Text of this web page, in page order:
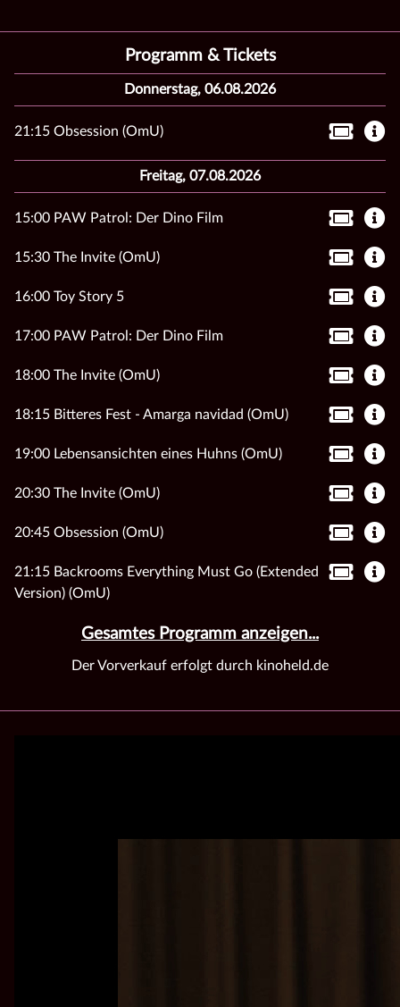
Programm & Tickets
Donnerstag, 06.08.2026
21:15 Obsession (OmU)
Freitag, 07.08.2026
15:00 PAW Patrol: Der Dino Film
15:30 The Invite (OmU)
16:00 Toy Story 5
17:00 PAW Patrol: Der Dino Film
18:00 The Invite (OmU)
18:15 Bitteres Fest - Amarga navidad (OmU)
19:00 Lebensansichten eines Huhns (OmU)
20:30 The Invite (OmU)
20:45 Obsession (OmU)
21:15 Backrooms Everything Must Go (Extended
Version) (OmU)
Gesamtes Programm anzeigen...
Der Vorverkauf erfolgt durch kinoheld.de